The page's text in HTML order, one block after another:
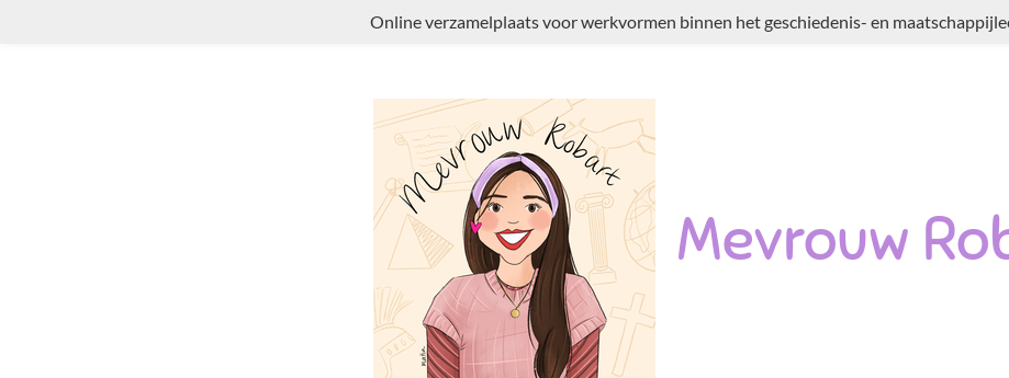
Online verzamelplaats voor werkvormen binnen het geschiedenis- en
Mevrouw